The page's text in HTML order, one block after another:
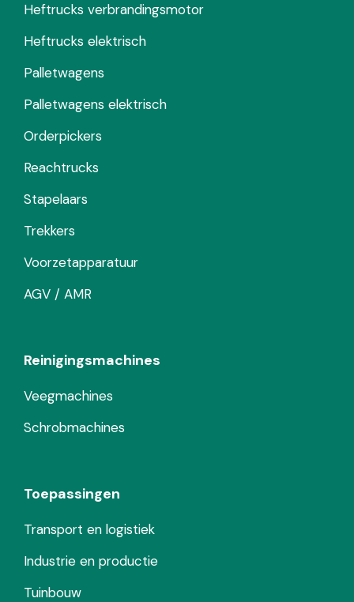
Heftrucks verbrandingsmotor
Heftrucks elektrisch
Palletwagens
Palletwagens elektrisch
Orderpickers
Reachtrucks
Stapelaars
Trekkers
Voorzetapparatuur
AGV / AMR
Reinigingsmachines
Veegmachines
Schrobmachines
Toepassingen
Transport en logistiek
Industrie en productie
Tuinbouw